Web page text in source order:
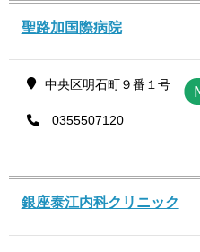
聖路加国際病院
中央区明石町９番１号
0355507120
銀座泰江内科クリニック